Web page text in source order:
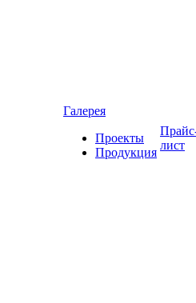
Галерея
Проекты
Продукция
лист